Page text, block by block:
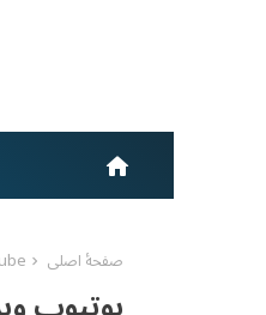
home
صفحهٔ اصلی